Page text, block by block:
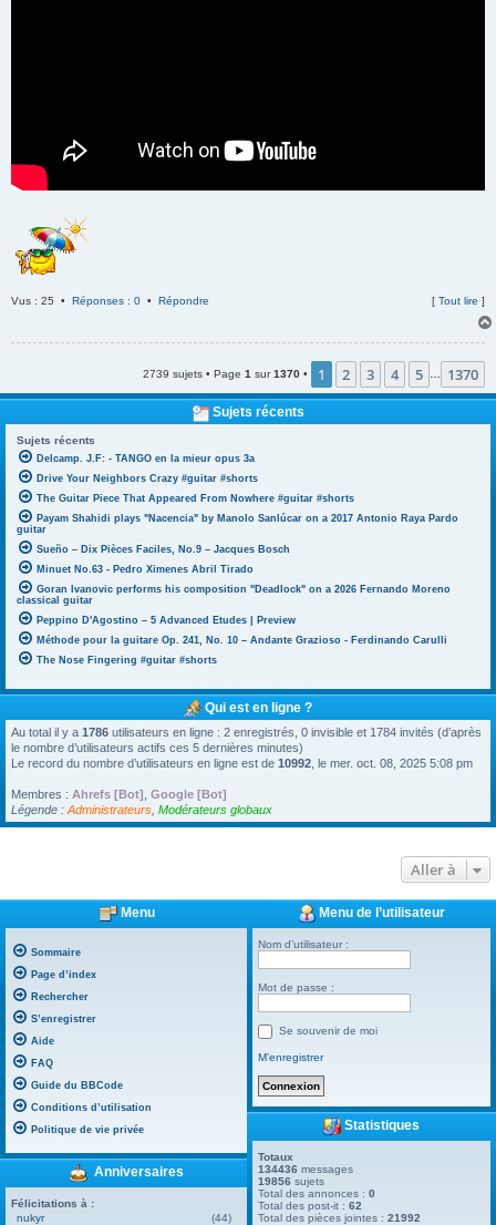
Vus : 25 • Réponses : 0 • Répondre [ Tout lire ]
2739 sujets • Page 1 sur1370 • 1 2 3 4 5 1370
Sujets récents
Sujets récents
Delcamp. J.F: - TANGO en la mieur opus 3a
Drive Your Neighbors Crazy #guitar #shorts
The Guitar Piece That Appeared From Nowhere #guitar #shorts
Payam Shahidi plays "Nacencia" by Manolo Sanlúcar on a 2017 Antonio Raya Pardo
guitar
Sueño – Dix Pièces Faciles, No.9 – Jacques Bosch
Minuet No.63 - Pedro Ximenes Abril Tirado
Goran Ivanovic performs his composition "Deadlock" on a 2026 Fernando Moreno
classical guitar
Peppino D'Agostino – 5 Advanced Etudes | Preview
Méthode pour la guitare Op. 241, No. 10 – Andante Grazioso - Ferdinando Carulli
The Nose Fingering #guitar #shorts
Qui est en ligne ?
Au total il y a 1786 utilisateurs en ligne : 2 enregistrés, 0 invisible et 1784 invités (d’après
le nombre d’utilisateurs actifs ces 5 dernières minutes)
Le record du nombre d’utilisateurs en ligne est de 10992 , le mer. oct. 08, 2025 5:08 pm
Membres : Ahrefs [Bot] Google [Bot]
Légende : Administrateurs Modérateurs globaux
Aller à
Menu
Sommaire
Page d’index
Rechercher
S’enregistrer
Aide
FAQ
Guide du BBCode
Conditions d’utilisation
Politique de vie privée
Anniversaires
Félicitations à :
nukyr
(44)
Menu de l’utilisateur
Nom d’utilisateur :
Mot de passe :
Se souvenir de moi
M’enregistrer
Statistiques
Totaux
134436 messages
19856 sujets
Total des annonces :0
Total des post-it :62
Total des pièces jointes :21992